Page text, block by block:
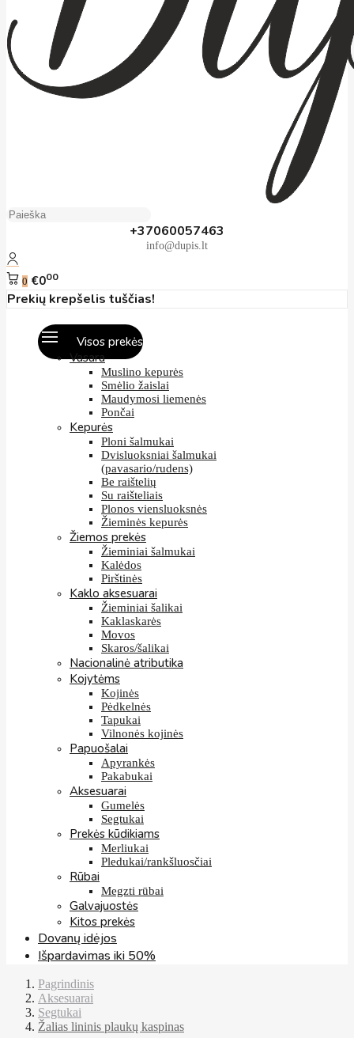
+37060057463
info@dupis.lt
0 €000
Prekių krepšelis tuščias!
Visos prekės
Vasara
Muslino kepurės
Smėlio žaislai
Maudymosi liemenės
Pončai
Kepurės
Ploni šalmukai
Dvisluoksniai šalmukai
(pavasario/rudens)
Be raištelių
Su raišteliais
Plonos viensluoksnės
Žieminės kepurės
Žiemos prekės
Žieminiai šalmukai
Kalėdos
Pirštinės
Kaklo aksesuarai
Žieminiai šalikai
Kaklaskarės
Movos
Skaros/šalikai
Nacionalinė atributika
Kojytėms
Kojinės
Pėdkelnės
Tapukai
Vilnonės kojinės
Papuošalai
Apyrankės
Pakabukai
Aksesuarai
Gumelės
Segtukai
Prekės kūdikiams
Merliukai
Pledukai/rankšluosčiai
Rūbai
Megzti rūbai
Galvajuostės
Kitos prekės
Dovanų idėjos
Išpardavimas iki 50%
Pagrindinis
Aksesuarai
Segtukai
Žalias lininis plaukų kaspinas